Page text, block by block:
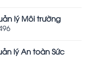
lý Môi trường
lý An toàn Sức